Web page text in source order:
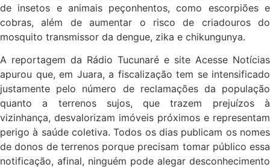
de insetos e animais peçonhentos, como escorpiões e
cobras, além de aumentar o risco de criadouros do
mosquito transmissor da dengue, zika e chikungunya.
A reportagem da Rádio Tucunaré e site Acesse Notícias
apurou que, em Juara, a fiscalização tem se intensificado
justamente pelo número de reclamações da população
quanto a terrenos sujos, que trazem prejuízos à
vizinhança, desvalorizam imóveis próximos e representam
perigo à saúde coletiva. Todos os dias publicam os nomes
de donos de terrenos porque precisam tomar público essa
notificação, afinal, ninguém pode alegar desconhecimento